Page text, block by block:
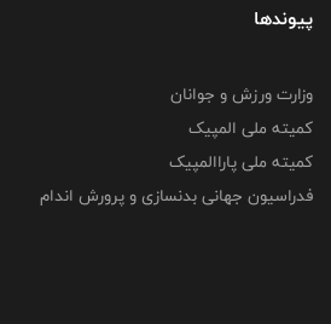
پیوندها
وزارت ورزش و جوانان
کمیته ملی المپیک
کمیته ملی پاراالمپیک
فدراسیون جهانی بدنسازی و پرورش اندام